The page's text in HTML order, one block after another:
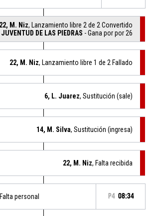
22, M. Niz, Lanzamiento libre 2 de 2 Convertido
JUVENTUD DE LAS PIEDRAS - Gana por por 26
22, M. Niz, Lanzamiento libre 1 de 2 Fallado
6, L. Juarez, Sustitución (sale)
14, M. Silva, Sustitución (ingresa)
22, M. Niz, Falta recibida
personal P4 08:34